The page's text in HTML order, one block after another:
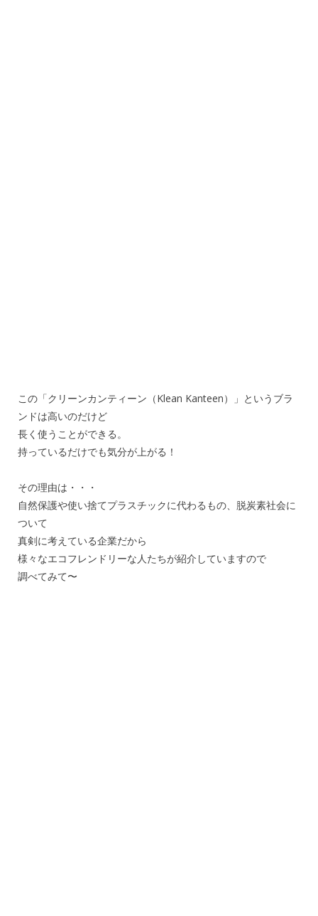
この「クリーンカンティーン（Klean Kanteen）」というブラ
ンドは高いのだけど
長く使うことができる。
持っているだけでも気分が上がる！
その理由は・・・
自然保護や使い捨てプラスチックに代わるもの、脱炭素社会に
ついて
真剣に考えている企業だから
様々なエコフレンドリーな人たちが紹介していますので
調べてみて〜